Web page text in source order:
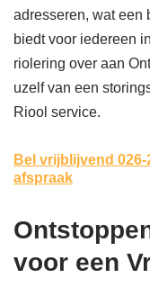
adresseren, wat een
biedt voor iedereen
riolering over aan
uzelf van een
Riool service.
Bel vrijblijvend 026-
afspraak
voor een